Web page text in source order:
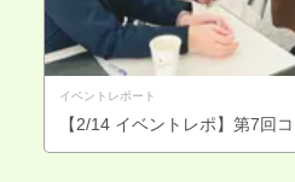
イベントレポート
【2/14 イベントレポ】第7回